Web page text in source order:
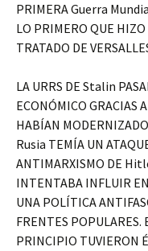
PRIMERA Guerra
LO PRIMERO QUE HIZO
TRATADO DE
LA URRS DE Stalin
ECONÓMICO GRACIAS
HABÍAN
Rusia TEMÍA UN
ANTIMARXISMO DE
INTENTABA INFLUIR
UNA POLÍTICA
FRENTES POPULARES.
PRINCIPIO TUVIERON